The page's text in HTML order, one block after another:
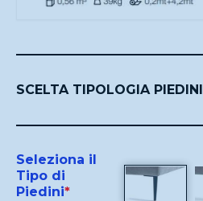
SCELTA TIPOLOGIA PIEDINI
Seleziona il
Tipo di
Piedini*